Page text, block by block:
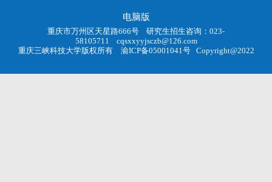
电脑版
重庆市万州区天星路666号 研究生招生咨询：023-
58105711 cqsxxyyjsczb@126.com
重庆三峡科技大学版权所有 渝ICP备05001041号Copyright@2022